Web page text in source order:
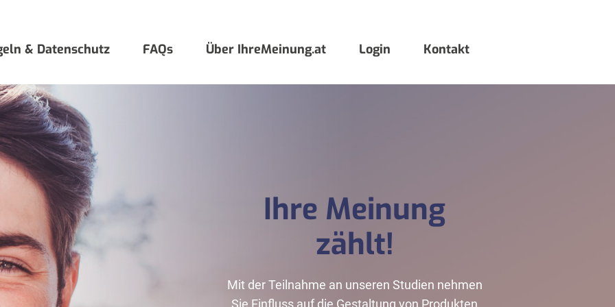
& Datenschutz FAQs Über IhreMeinung.at Login Kontakt
Ihre Meinung
zählt!
Mit der Teilnahme an unseren Studien nehmen
Sie Einfluss auf die Gestaltung von Produkten